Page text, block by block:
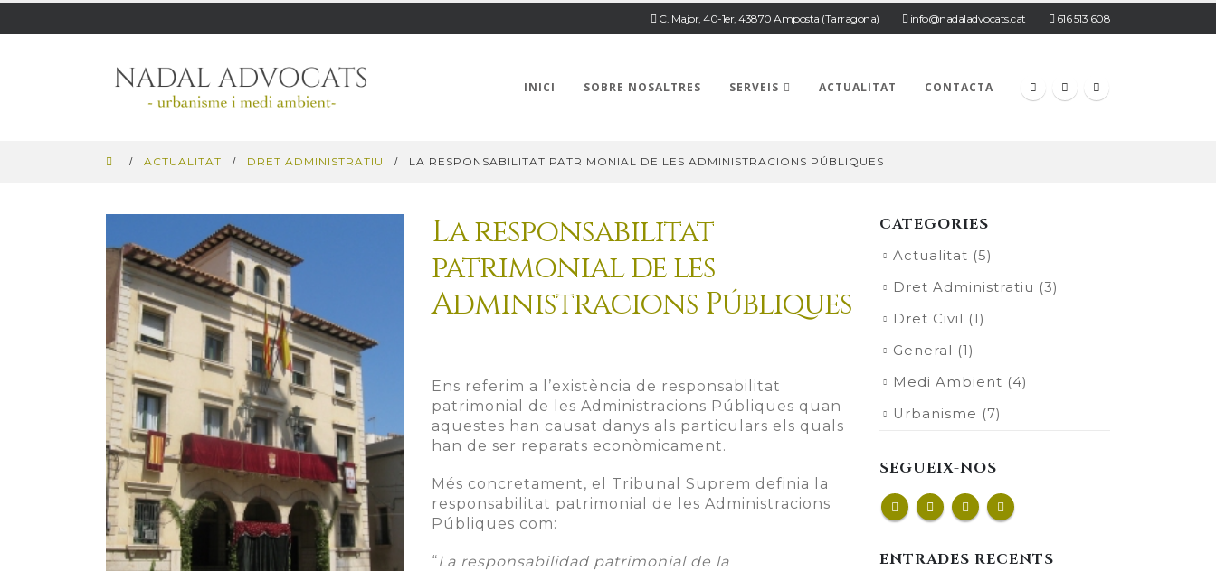
C. Major, 40-1er, 43870 Amposta (Tarragona) info@nadaladvocats.cat 616 513 608
INICI SOBRE NOSALTRES SERVEIS ACTUALITAT CONTACTA
ACTUALITAT DRET ADMINISTRATIU LA RESPONSABILITAT PATRIMONIAL DE LES ADMINISTRACIONS PÚBLIQUES
La responsabilitat
patrimonial de les
Administracions Públiques
Ens referim a l’existència de responsabilitat
patrimonial de les Administracions Públiques quan
aquestes han causat danys als particulars els quals
han de ser reparats econòmicament.
Més concretament, el Tribunal Suprem definia la
responsabilitat patrimonial de les Administracions
Públiques com:
“La responsabilidad patrimonial de la
CATEGORIES
Actualitat (5)
Dret Administratiu (3)
Dret Civil (1)
General (1)
Medi Ambient (4)
Urbanisme (7)
SEGUEIX-NOS
ENTRADES RECENTS